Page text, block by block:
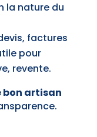
la nature du
factures
pour
revente.
bon artisan